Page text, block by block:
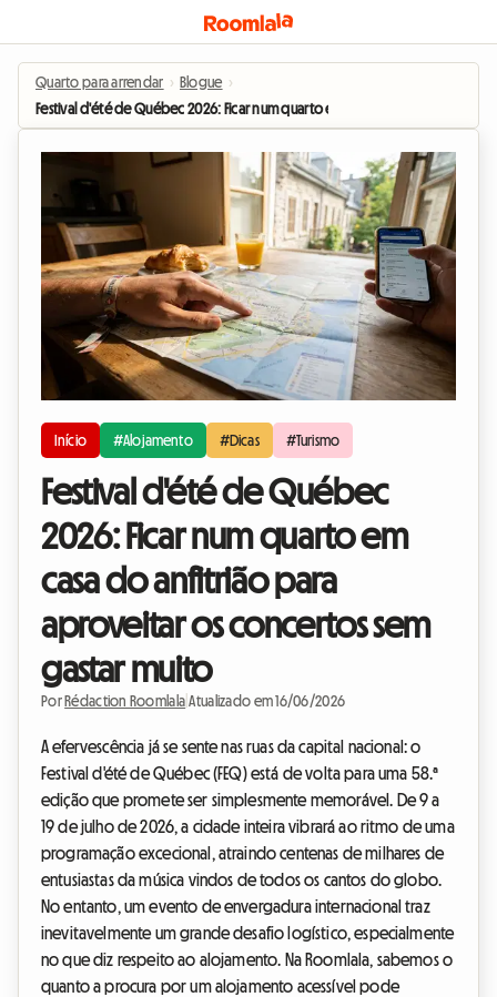
Quarto para arrendar › Blogue ›
Festival d'été de Québec 2026: Ficar num quarto em casa do anfitrião para
Início #Alojamento #Dicas #Turismo
Festival d'été de Québec
2026: Ficar num quarto em
casa do anfitrião para
aproveitar os concertos sem
gastar muito
Por Rédaction Roomlala |Atualizado em 16/06/2026
A efervescência já se sente nas ruas da capital nacional: o
Festival d'été de Québec (FEQ) está de volta para uma 58.ª
edição que promete ser simplesmente memorável. De 9 a
19 de julho de 2026, a cidade inteira vibrará ao ritmo de uma
programação excecional, atraindo centenas de milhares de
entusiastas da música vindos de todos os cantos do globo.
No entanto, um evento de envergadura internacional traz
inevitavelmente um grande desafio logístico, especialmente
no que diz respeito ao alojamento. Na Roomlala, sabemos o
quanto a procura por um alojamento acessível pode